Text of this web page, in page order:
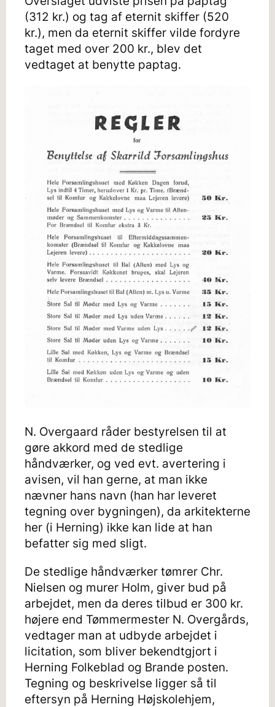
(312 kr.) og tag af eternit skiffer (520
kr.), men da eternit skiffer vilde fordyre
taget med over 200 kr., blev det
vedtaget at benytte paptag.
N. Overgaard råder bestyrelsen til at
gøre akkord med de stedlige
håndværker, og ved evt. avertering i
avisen, vil han gerne, at man ikke
nævner hans navn (han har leveret
tegning over bygningen), da arkitekterne
her (i Herning) ikke kan lide at han
befatter sig med sligt.
De stedlige håndværker tømrer Chr.
Nielsen og murer Holm, giver bud på
arbejdet, men da deres tilbud er 300 kr.
højere end Tømmermester N. Overgårds,
vedtager man at udbyde arbejdet i
licitation, som bliver bekendtgjort i
Herning Folkeblad og Brande posten.
Tegning og beskrivelse ligger så til
eftersyn på Herning Højskolehjem,